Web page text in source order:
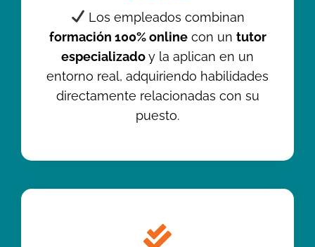
Los empleados combinan
formación 100% onlinecon un tutor
especializadoy la aplican en un
entorno real, adquiriendo habilidades
directamente relacionadas con su
puesto.